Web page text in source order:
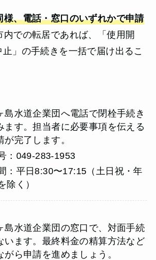
様、電話・窓口のいずれかで申請
内での転居であれば、「使用開
」の手続きを一括で届け出るこ
島水道企業団へ電話で閉栓手続き
ます。担当者に必要事項を伝える
が完了します。
：049-283-1953
：平日8:30〜17:15（土日祝・年
除く）
島水道企業団の窓口で、対面手続
います。最終料金の精算方法など
がら申請を進めましょう。